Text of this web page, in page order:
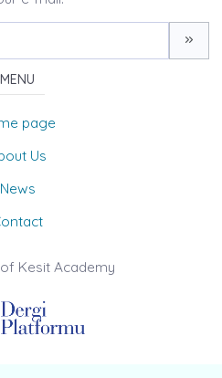
MENU
page
Us
News
Kesit Academy